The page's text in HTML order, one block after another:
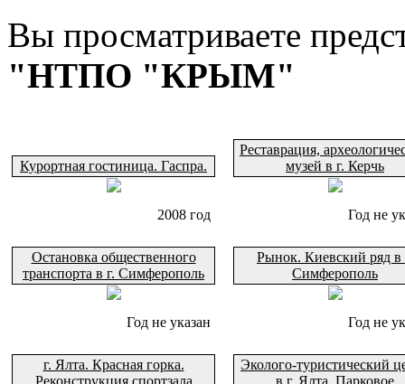
Вы просматриваете
"НТПО "КРЫМ"
Курортная гостиница. Гаспра.
2008 год
Реставрация,
музей в г. Керчь
Год не
Остановка общественного
транспорта в г. Симферополь
Год не указан
Рынок. Киевский ряд в
Симферополь
Год не
г. Ялта. Красная горка.
Реконструкция спортзала
Эколого-туристический
в г. Ялта, Парковое